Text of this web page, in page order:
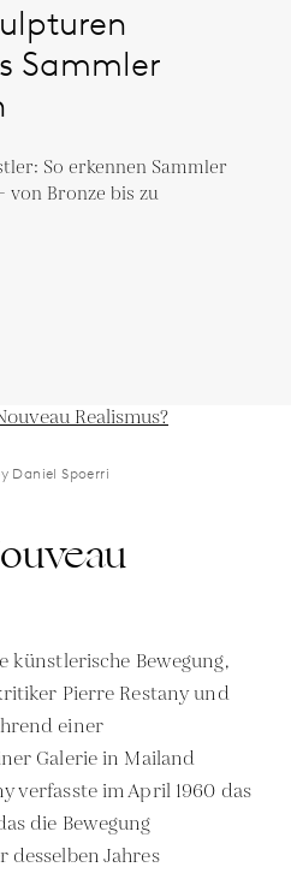
Sammler
So erkennen Sammler
von Bronze bis zu
Daniel Spoerri
künstlerische Bewegung,
Pierre Restany und
einer
Galerie in Mailand
verfasste im April 1960 das
die Bewegung
Jahres